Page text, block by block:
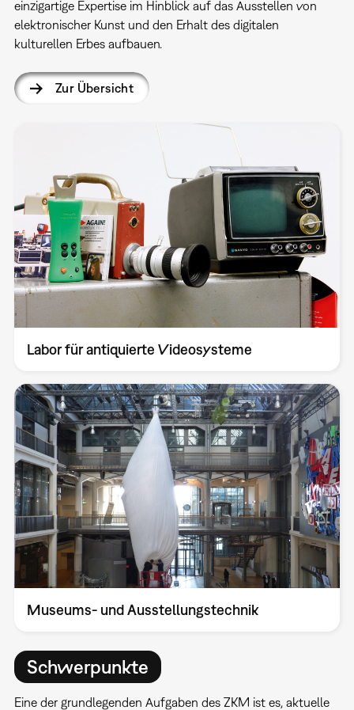
einzigartige Expertise im Hinblick auf das Ausstellen von
elektronischer Kunst und den Erhalt des digitalen
kulturellen Erbes aufbauen.
Zur Übersicht
Labor für antiquierte Videosysteme
Museums- und Ausstellungstechnik
Schwerpunkte
Eine der grundlegenden Aufgaben des ZKM ist es, aktuelle